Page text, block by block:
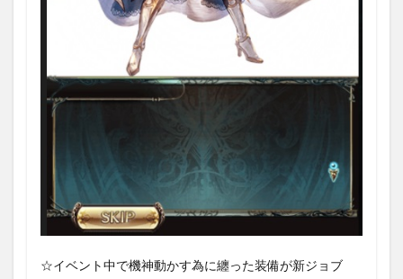
20
箱を
の目
安
め
☆イベント中で機神動かす為に纏った装備が新ジョブ